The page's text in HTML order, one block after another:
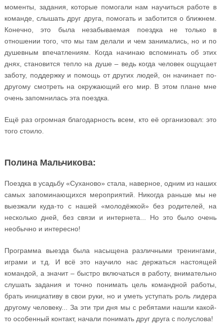
моменты, задания, которые помогали нам научиться работе в
команде, слышать друг друга, помогать и заботится о ближнем.
Конечно, это была незабываемая поездка не только в
отношении того, что мы там делали и чем занимались, но и по
душевным впечатлениям. Когда начинаю вспоминать об этих
днях, становится тепло на душе – ведь когда человек ощущает
заботу, поддержку и помощь от других людей, он начинает по-
другому смотреть на окружающий его мир. В этом плане мне
очень запомнилась эта поездка.
Ещё раз огромная благодарность всем, кто её организовал: это
того стоило.
Полина Мальчикова:
Поездка в усадьбу «Суханово» стала, наверное, одним из наших
самых запоминающихся мероприятий. Никогда раньше мы не
выезжали куда-то с нашей «молодёжкой» без родителей, на
несколько дней, без связи и интернета... Но это было очень
необычно и интересно!
Программа выезда была насыщена различными тренингами,
играми и т.д. И всё это научило нас держаться настоящей
командой, а значит – быстро включаться в работу, внимательно
слушать задания и точно понимать цель командной работы,
брать инициативу в свои руки, но и уметь уступать роль лидера
другому человеку... За эти три дня мы с ребятами нашли какой-
то особенный контакт, начали понимать друг друга с полуслова!